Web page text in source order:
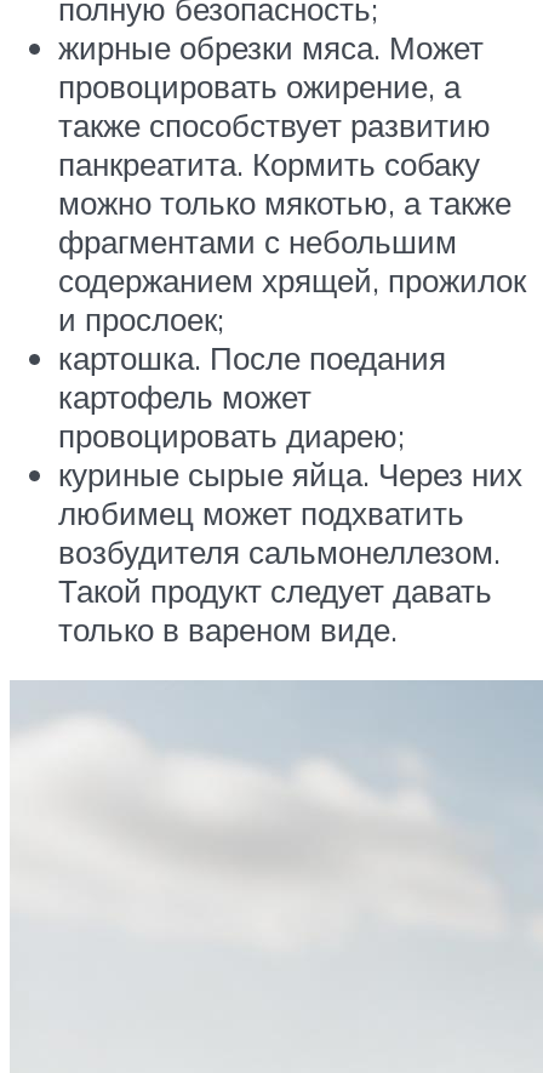
полную безопасность;
жирные обрезки мяса. Может
провоцировать ожирение, а
также способствует развитию
панкреатита. Кормить собаку
можно только мякотью, а также
фрагментами с небольшим
содержанием хрящей, прожилок
и прослоек;
картошка. После поедания
картофель может
провоцировать диарею;
куриные сырые яйца. Через них
любимец может подхватить
возбудителя сальмонеллезом.
Такой продукт следует давать
только в вареном виде.